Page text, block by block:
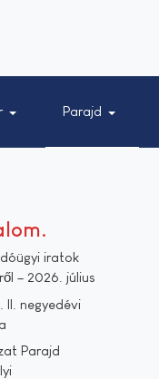
Parajd
iratok
– 2026. július
II. negyedévi
Parajd